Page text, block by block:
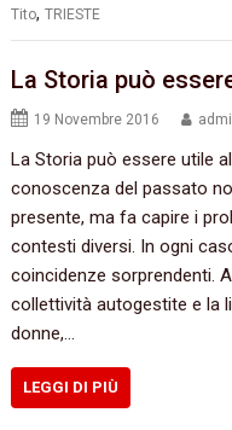
Tito,TRIESTE
La Storia può
19 Novembre 2016
La Storia può essere utile
conoscenza del passato
presente, ma fa capire i
contesti diversi. In ogni
coincidenze sorprendenti.
collettività autogestite e la
donne,…
LEGGI DI PIÙ